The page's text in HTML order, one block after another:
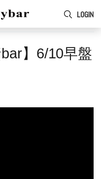
LOGIN
】6/10早盤